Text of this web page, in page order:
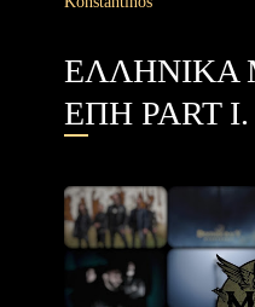
ΕΛΛΗΝΙΚΑ
ΕΠΗ PART I.